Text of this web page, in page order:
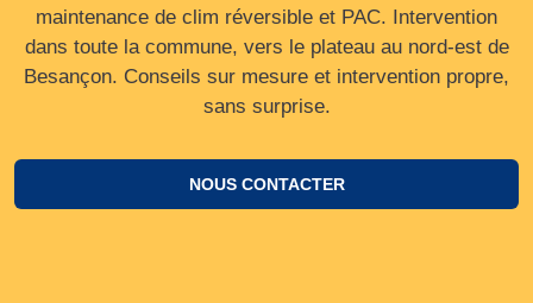
maintenance de clim réversible et PAC. Intervention
dans toute la commune, vers le plateau au nord‑est de
Besançon. Conseils sur mesure et intervention propre,
sans surprise.
NOUS CONTACTER